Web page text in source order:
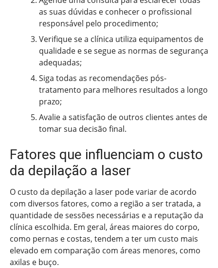
as suas dúvidas e conhecer o profissional
responsável pelo procedimento;
Verifique se a clínica utiliza equipamentos de
qualidade e se segue as normas de segurança
adequadas;
Siga todas as recomendações pós-
tratamento para melhores resultados a longo
prazo;
Avalie a satisfação de outros clientes antes de
tomar sua decisão final.
Fatores que influenciam o custo
da depilação a laser
O custo da depilação a laser pode variar de acordo
com diversos fatores, como a região a ser tratada, a
quantidade de sessões necessárias e a reputação da
clínica escolhida. Em geral, áreas maiores do corpo,
como pernas e costas, tendem a ter um custo mais
elevado em comparação com áreas menores, como
axilas e buço.